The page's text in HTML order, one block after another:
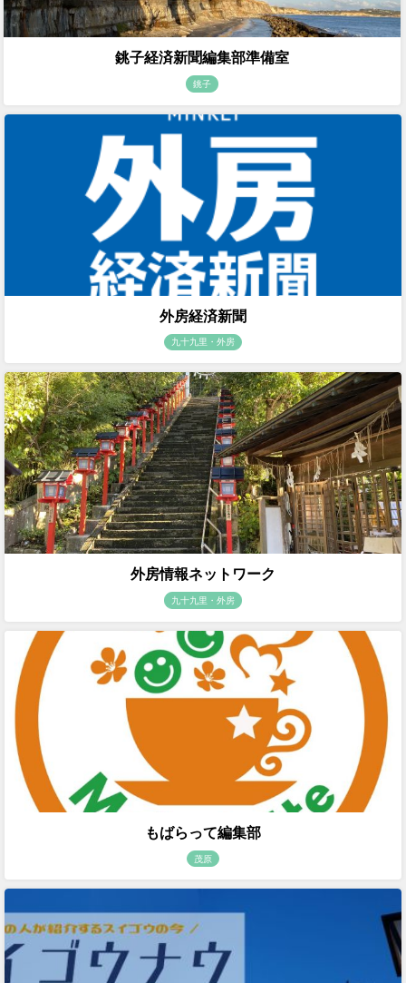
銚子経済新聞編集部準備室
銚子
外房経済新聞
九十九里・外房
外房情報ネットワーク
九十九里・外房
もばらって編集部
茂原